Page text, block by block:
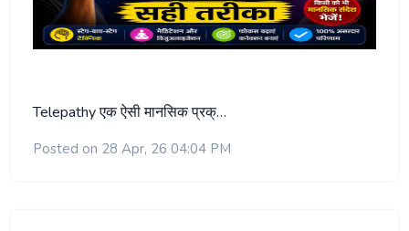
Telepathy एक ऐसी मानसिक प्रक्…
Posted on 28 Apr, 26 04:04 PM